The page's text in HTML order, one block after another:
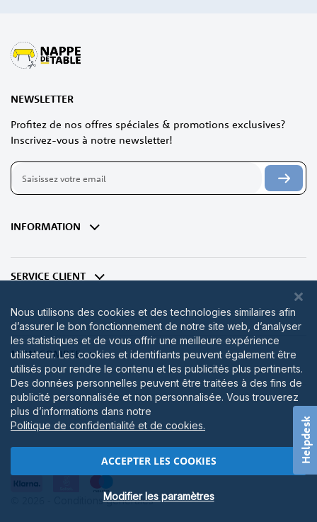
Helpdesk
NEWSLETTER
Profitez de nos offres spéciales & promotions exclusives?
Inscrivez-vous à notre newsletter!
Inscription
notre
d’information
INFORMATION
SERVICE CLIENT
MON COMPTE
Conditions générales
Nous utilisons des cookies et des technologies similaires afin
d’assurer le bon fonctionnement de notre site web, d’analyser
les statistiques et de vous offrir une meilleure expérience
utilisateur. Les cookies et identifiants peuvent également être
utilisés pour rendre le contenu et les publicités plus pertinents.
Des données personnelles peuvent être traitées à des fins de
publicité personnalisée et non personnalisée. Vous trouverez
plus d’informations dans notre
Politique de confidentialité et de cookies.
ACCEPTER LES COOKIES
Modifier les paramètres